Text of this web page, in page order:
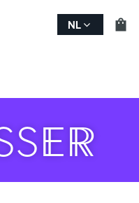
NL